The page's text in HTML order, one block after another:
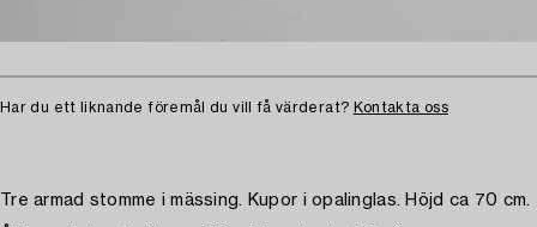
Har du ett liknande föremål du vill få värderat? Kontakta oss
Tre armad stomme i mässing. Kupor i opalinglas. Höjd ca 70 cm.